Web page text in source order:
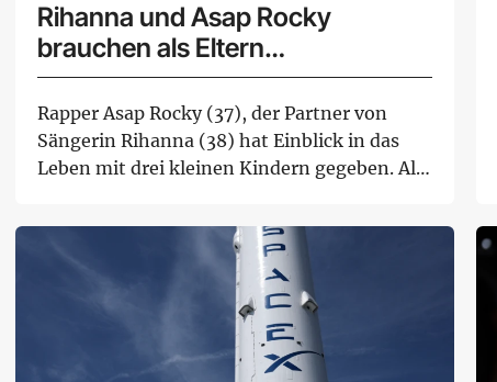
Rihanna und Asap Rocky
brauchen als Eltern
Unterstützung
Rapper Asap Rocky (37), der Partner von
Sängerin Rihanna (38) hat Einblick in das
Leben mit drei kleinen Kindern gegeben. Als